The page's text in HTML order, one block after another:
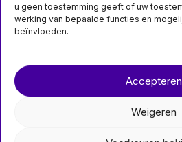
u geen toestemming geeft of uw
werking van bepaalde functies en
beïnvloeden.
Accepteren
Weigeren
Sport
nieuwsimpuls.online